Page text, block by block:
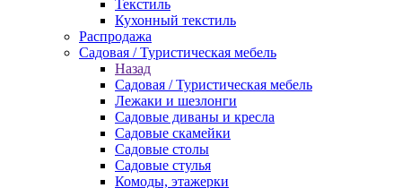
Текстиль
Кухонный текстиль
Распродажа
Садовая / Туристическая мебель
Назад
Садовая / Туристическая мебель
Лежаки и шезлонги
Садовые диваны и кресла
Садовые скамейки
Садовые столы
Садовые стулья
Комоды, этажерки